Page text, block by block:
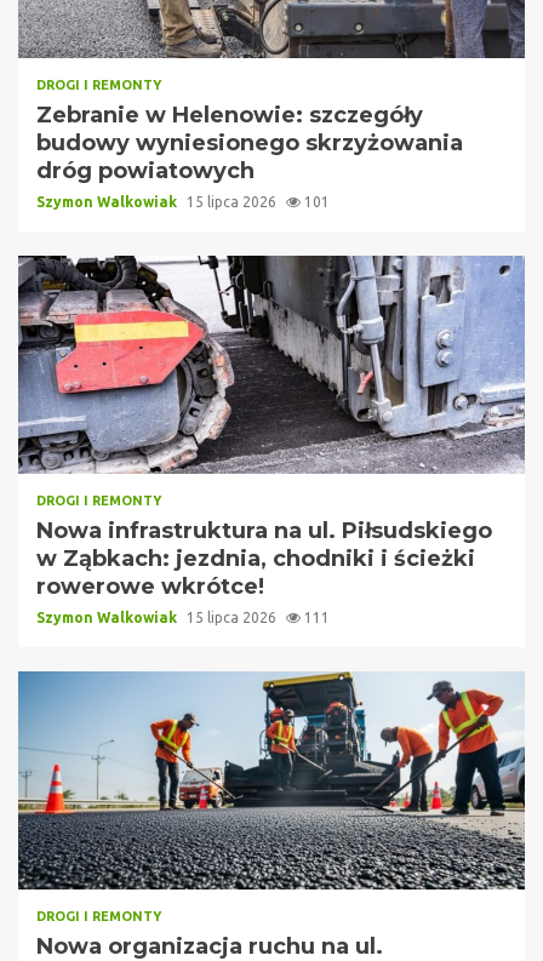
DROGI I REMONTY
Zebranie w Helenowie: szczegóły
budowy wyniesionego skrzyżowania
dróg powiatowych
Szymon Walkowiak 15 lipca 2026 101
DROGI I REMONTY
Nowa infrastruktura na ul. Piłsudskiego
w Ząbkach: jezdnia, chodniki i ścieżki
rowerowe wkrótce!
Szymon Walkowiak 15 lipca 2026 111
DROGI I REMONTY
Nowa organizacja ruchu na ul.